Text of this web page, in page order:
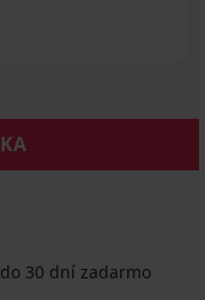
30 dní zadarmo